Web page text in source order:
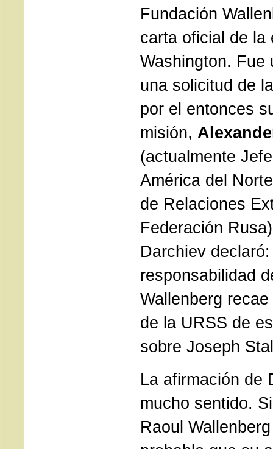
Fundación
carta oficial de la
Washington. Fue
una solicitud de
por el entonces
misión,
(actualmente
América del
de Relaciones
Federación
Darchiev
responsabilidad
Wallenberg
de la URSS de
sobre Joseph
La afirmación de
mucho sentido.
Raoul